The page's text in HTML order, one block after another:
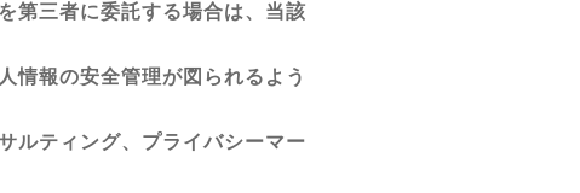
第三者に委託する場合は、当該
情報の安全管理が図られるよう
ルティング、プライバシーマー